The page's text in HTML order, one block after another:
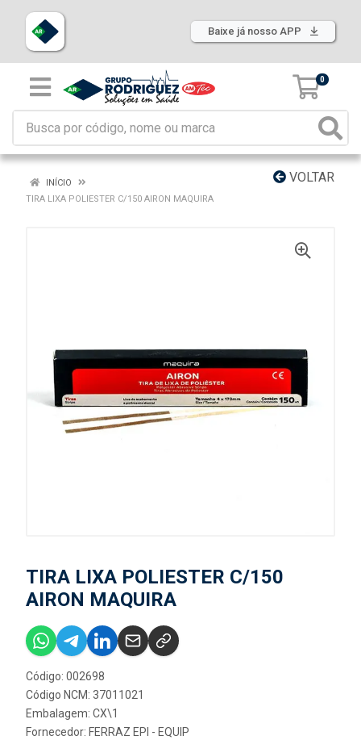
Baixe já nosso APP
0
VOLTAR
INÍCIO
TIRA LIXA POLIESTER C/150 AIRON MAQUIRA
TIRA LIXA POLIESTER C/150
AIRON MAQUIRA
Código: 002698
Código NCM: 37011021
Embalagem: CX\1
Fornecedor: FERRAZ EPI - EQUIP